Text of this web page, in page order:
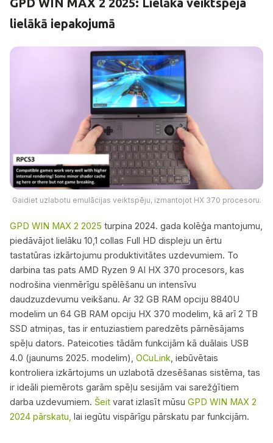
GPD WIN MAX 2 2025: Lielāka veiktspēja
lielākā iepakojumā
Gaidiet uzlabotu emulācijas veiktspēju, izmantojot HX 370 procesoru.
GPD WIN MAX 2 2025 turpina 2024. gada kolēģa mantojumu,
piedāvājot lielāku 10,1 collas Full HD displeju un ērtu
tastatūras izkārtojumu produktivitātes uzdevumiem. To
darbina tas pats AMD Ryzen 9 AI HX 370 procesors, kas
nodrošina vienmērīgu spēlēšanu un intensīvu
daudzuzdevumu veikšanu. Ar 32 GB RAM opciju 8840U
modelim un 64 GB RAM opciju HX 370 modelim, kā arī 2 TB
SSD atmiņas, tas ir entuziastiem paredzēts pārnēsājams
spēļu dators. Pateicoties tādām funkcijām kā duālais USB
4.0 (jaunums 2025. modelim), OCuLink , iebūvētais
kontroliera izkārtojums un uzlabotā dzesēšanas sistēma, tas
ir ideāli piemērots garām spēļu sesijām vai sarežģītiem
darba uzdevumiem. Šeit varat izlasīt mūsu GPD WIN MAX 2
2024 pārskatu, lai iegūtu vispārīgu pārskatu par funkcijām.